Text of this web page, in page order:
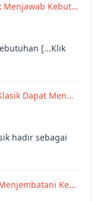
Menjawab Kebut…
[...Klik
Dapat Men…
hadir sebagai
Ke…